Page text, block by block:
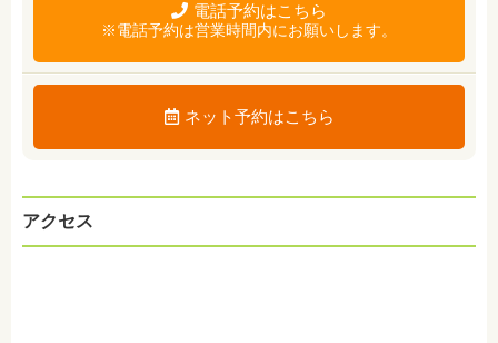
電話予約はこちら
※電話予約は営業時間内にお願いします。
ネット予約はこちら
アクセス